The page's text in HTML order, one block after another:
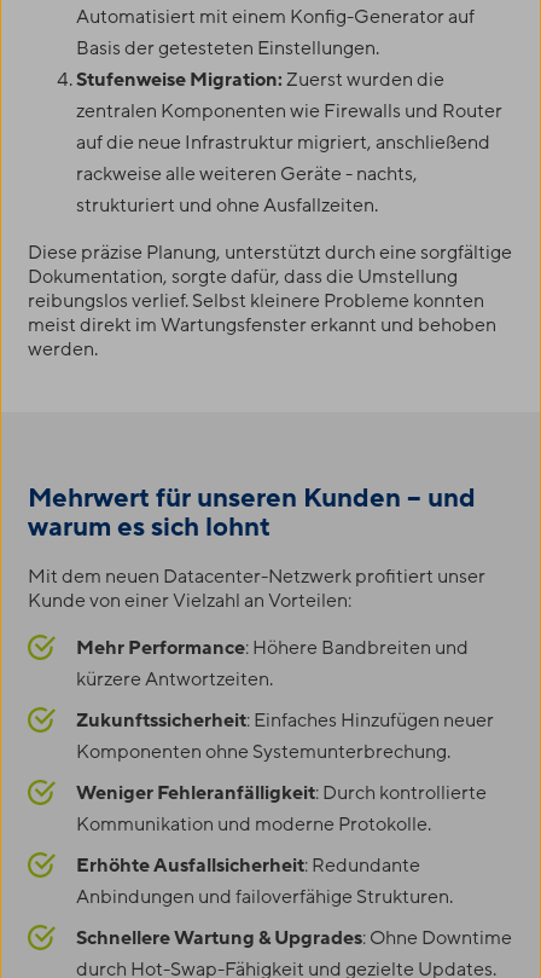
Automatisiert mit einem Konfig-Generator auf
Basis der getesteten Einstellungen.
Stufenweise Migration:Zuerst wurden die
zentralen Komponenten wie Firewalls und Router
auf die neue Infrastruktur migriert, anschließend
rackweise alle weiteren Geräte - nachts,
strukturiert und ohne Ausfallzeiten.
Diese präzise Planung, unterstützt durch eine sorgfältige
Dokumentation, sorgte dafür, dass die Umstellung
reibungslos verlief. Selbst kleinere Probleme konnten
meist direkt im Wartungsfenster erkannt und behoben
werden.
Mehrwert für unseren Kunden – und
warum es sich lohnt
Mit dem neuen Datacenter-Netzwerk profitiert unser
Kunde von einer Vielzahl an Vorteilen:
Mehr Performance: Höhere Bandbreiten und
kürzere Antwortzeiten.
Zukunftssicherheit: Einfaches Hinzufügen neuer
Komponenten ohne Systemunterbrechung.
Weniger Fehleranfälligkeit: Durch kontrollierte
Kommunikation und moderne Protokolle.
Erhöhte Ausfallsicherheit: Redundante
Anbindungen und failoverfähige Strukturen.
Schnellere Wartung & Upgrades: Ohne Downtime
durch Hot-Swap-Fähigkeit und gezielte Updates.